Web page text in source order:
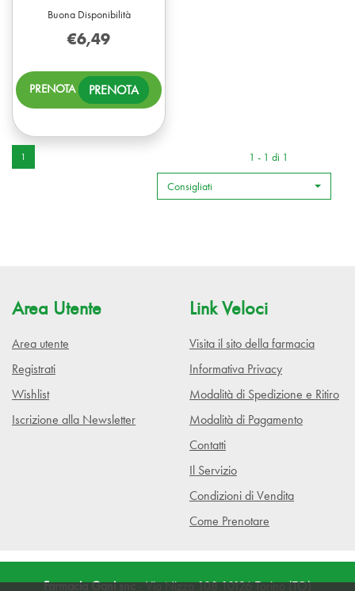
Buona Disponibilità
€6,49
PRENOTA PRENOTA MEZZALUNA
ERBE
200G AL
CARRELLO
1 1 - 1 di 1
Consigliati
Area Utente
Area utente
Registrati
Wishlist
Iscrizione alla Newsletter
Link Veloci
Visita il sito della farmacia
Informativa Privacy
Modalità di Spedizione e Ritiro
Modalità di Pagamento
Contatti
Il Servizio
Condizioni di Vendita
Come Prenotare
Farmacia Gani snc- Via Nizza 108 10126 Torino (TO)